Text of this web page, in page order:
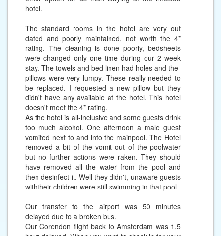
hotel.
The standard rooms in the hotel are very out
dated and poorly maintained, not worth the 4*
rating. The cleaning is done poorly, bedsheets
were changed only one time during our 2 week
stay. The towels and bed linen had holes and the
pillows were very lumpy. These really needed to
be replaced. I requested a new pillow but they
didn't have any available at the hotel. This hotel
doesn't meet the 4* rating.
As the hotel is all-inclusive and some guests drink
too much alcohol. One afternoon a male guest
vomited next to and into the mainpool. The Hotel
removed a bit of the vomit out of the poolwater
but no further actions were raken. They should
have removed all the water from the pool and
then desinfect it. Well they didn't, unaware guests
withtheir children were still swimming in that pool.
Our transfer to the airport was 50 minutes
delayed due to a broken bus.
Our Corendon flight back to Amsterdam was 1,5